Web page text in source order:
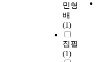
민형
배
(1)
집필
(1)